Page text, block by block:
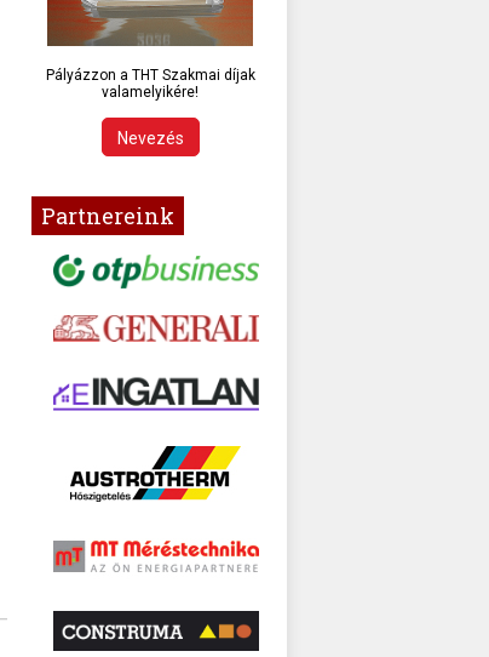
Pályázzon a THT Szakmai díjak
valamelyikére!
Nevezés
Partnereink